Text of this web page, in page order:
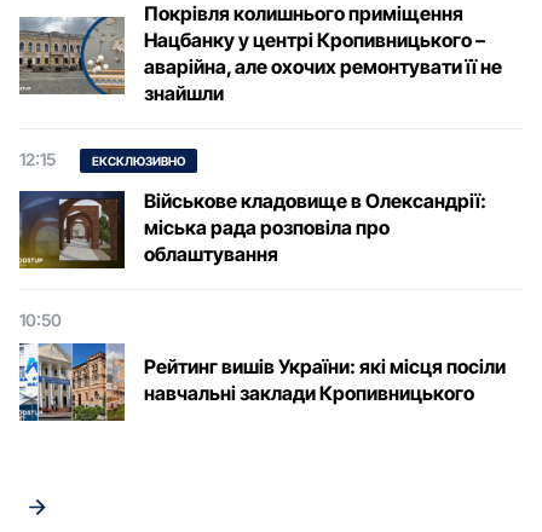
Покрівля колишнього приміщення
Нацбанку у центрі Кропивницького –
аварійна, але охочих ремонтувати її не
знайшли
12:15 ЕКСКЛЮЗИВНО
Військове кладовище в Олександрії:
міська рада розповіла про
облаштування
10:50
Рейтинг вишів України: які місця посіли
навчальні заклади Кропивницького